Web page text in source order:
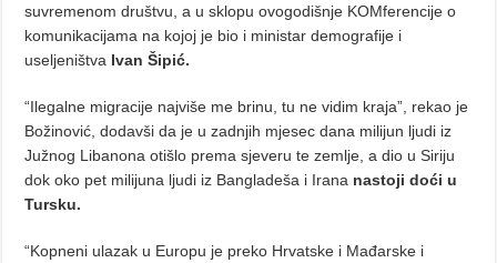
suvremenom društvu, a u sklopu ovogodišnje KOMferencije o
komunikacijama na kojoj je bio i ministar demografije i
useljeništva Ivan Šipić.
“Ilegalne migracije najviše me brinu, tu ne vidim kraja”, rekao je
Božinović, dodavši da je u zadnjih mjesec dana milijun ljudi iz
Južnog Libanona otišlo prema sjeveru te zemlje, a dio u Siriju
dok oko pet milijuna ljudi iz Bangladeša i Irana nastoji doći u
Tursku.
“Kopneni ulazak u Europu je preko Hrvatske i Mađarske i